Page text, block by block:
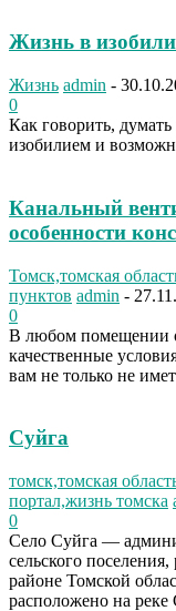
Жизнь в
Жизнь admin -
0
Как говорить,
изобилием и
Канальный
особенности
Томск,томская
пунктов admin -
0
В любом помещении
качественные
вам не только не
Суйга
томск,томская
портал,жизнь томска
0
Село Суйга —
сельского
районе Томской
расположено на реке